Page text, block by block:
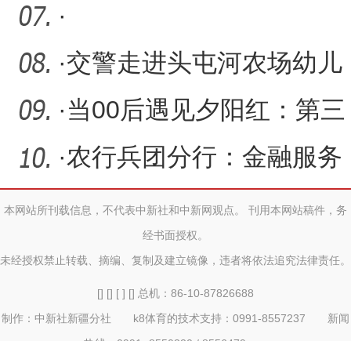
·
·交警走进头屯河农场幼儿
园开展主题宣讲活动
·当00后遇见夕阳红：第三
师图木舒克市破解养老人
才
·农行兵团分行：金融服务
进社区 消保宣传护民生
本网站所刊载信息，不代表中新社和中新网观点。 刊用本网站稿件，务
经书面授权。
未经授权禁止转载、摘编、复制及建立镜像，违者将依法追究法律责任。
[] [] [ ] [] 总机：86-10-87826688
制作：中新社新疆分社 k8体育的技术支持：0991-8557237 新闻